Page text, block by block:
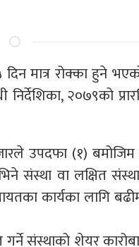
मात्र रोक्का हुने
२०७९को
उपदफा (१)
संस्था वा लक्षित
कार्यका लागि
संस्थाको शेयर